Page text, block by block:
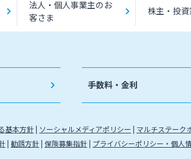
法人・個人事業主のお
客さま
株主・投
手数料・金利
基本方針 ソーシャルメディアポリシー マルチステーク
勧誘方針 保険募集指針 プライバシーポリシー・個人